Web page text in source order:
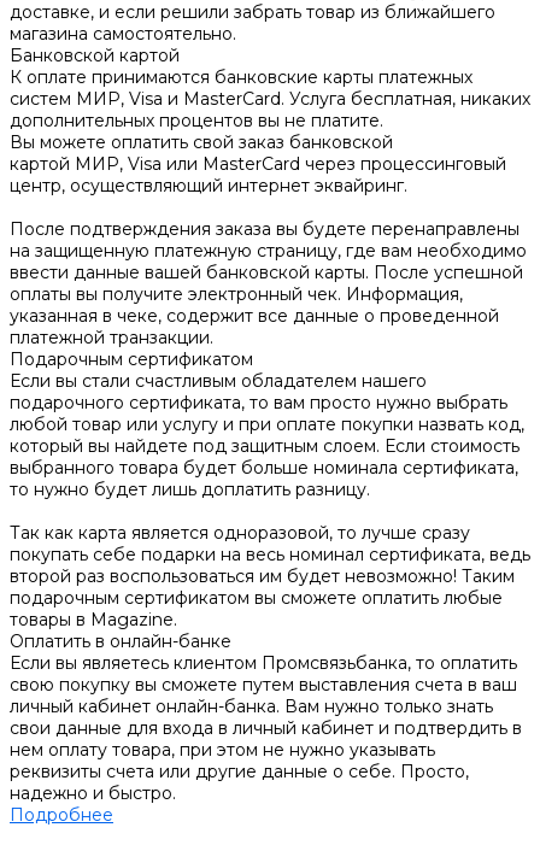
доставке, и если решили забрать товар из ближайшего
магазина самостоятельно.
Банковской картой
К оплате принимаются банковские карты платежных
систем МИР, Visa и MasterCard. Услуга бесплатная, никаких
дополнительных процентов вы не платите.
Вы можете оплатить свой заказ банковской
картой МИР, Visa или MasterCard через процессинговый
центр, осуществляющий интернет эквайринг.
После подтверждения заказа вы будете перенаправлены
на защищенную платежную страницу, где вам необходимо
ввести данные вашей банковской карты. После успешной
оплаты вы получите электронный чек. Информация,
указанная в чеке, содержит все данные о проведенной
платежной транзакции.
Подарочным сертификатом
Если вы стали счастливым обладателем нашего
подарочного сертификата, то вам просто нужно выбрать
любой товар или услугу и при оплате покупки назвать код,
который вы найдете под защитным слоем. Если стоимость
выбранного товара будет больше номинала сертификата,
то нужно будет лишь доплатить разницу.
Так как карта является одноразовой, то лучше сразу
покупать себе подарки на весь номинал сертификата, ведь
второй раз воспользоваться им будет невозможно! Таким
подарочным сертификатом вы сможете оплатить любые
товары в Magazine.
Оплатить в онлайн-банке
Если вы являетесь клиентом Промсвязьбанка, то оплатить
свою покупку вы сможете путем выставления счета в ваш
личный кабинет онлайн-банка. Вам нужно только знать
свои данные для входа в личный кабинет и подтвердить в
нем оплату товара, при этом не нужно указывать
реквизиты счета или другие данные о себе. Просто,
надежно и быстро.
Подробнее